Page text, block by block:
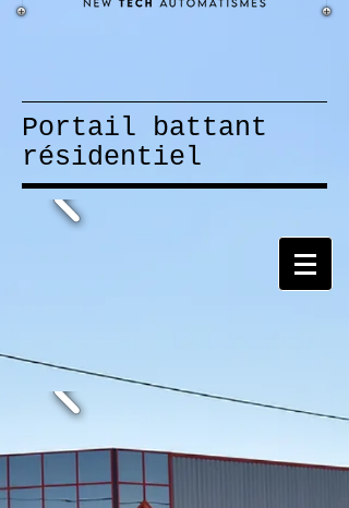
Portail battant
résidentiel